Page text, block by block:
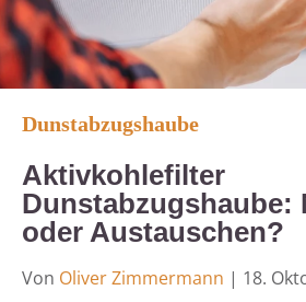
Dunstabzugshaube
Aktivkohlefilter
Dunstabzugshaube:
oder Austauschen?
Von Oliver Zimmermann | 18.